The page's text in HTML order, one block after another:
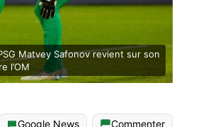
Matvey Safonov revient sur son
l’OM
Google News
Commenter